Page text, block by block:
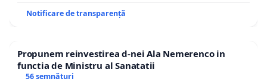
Notificare de transparență
Propunem reinvestirea d-nei Ala Nemerenco in
functia de Ministru al Sanatatii
56 semnături